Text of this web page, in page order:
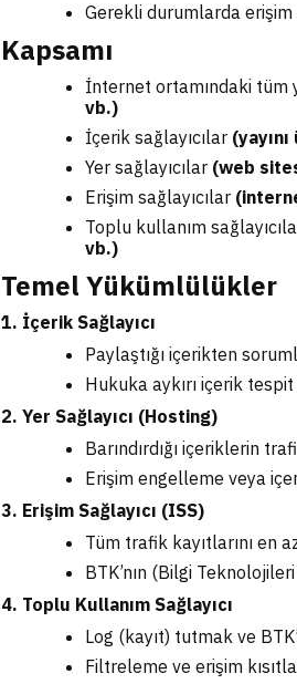
Gerekli durumlarda
Kapsamı
İnternet ortamındaki tüm
vb.)
İçerik sağlayıcılar
Yer sağlayıcılar (web
Erişim sağlayıcılar
Toplu kullanım
vb.)
Temel Yükümlülükler
1. İçerik Sağlayıcı
Paylaştığı içerikten
Hukuka aykırı içerik
2. Yer Sağlayıcı (Hosting)
Barındırdığı içeriklerin
Erişim engelleme veya
3. Erişim Sağlayıcı (ISS)
Tüm trafik kayıtlarını en
BTK’nın (Bilgi
4. Toplu Kullanım Sağlayıcı
Log (kayıt) tutmak ve
Filtreleme ve erişim